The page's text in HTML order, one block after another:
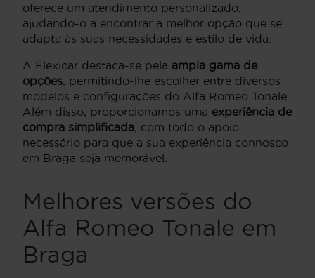
oferece um atendimento personalizado,
ajudando-o a encontrar a melhor opção que se
adapta às suas necessidades e estilo de vida.
A Flexicar destaca-se pela ampla gama de
opções, permitindo-lhe escolher entre diversos
modelos e configurações do Alfa Romeo Tonale.
Além disso, proporcionamos uma experiência de
compra simplificada, com todo o apoio
necessário para que a sua experiência connosco
em Braga seja memorável.
Melhores versões do
Alfa Romeo Tonale em
Braga